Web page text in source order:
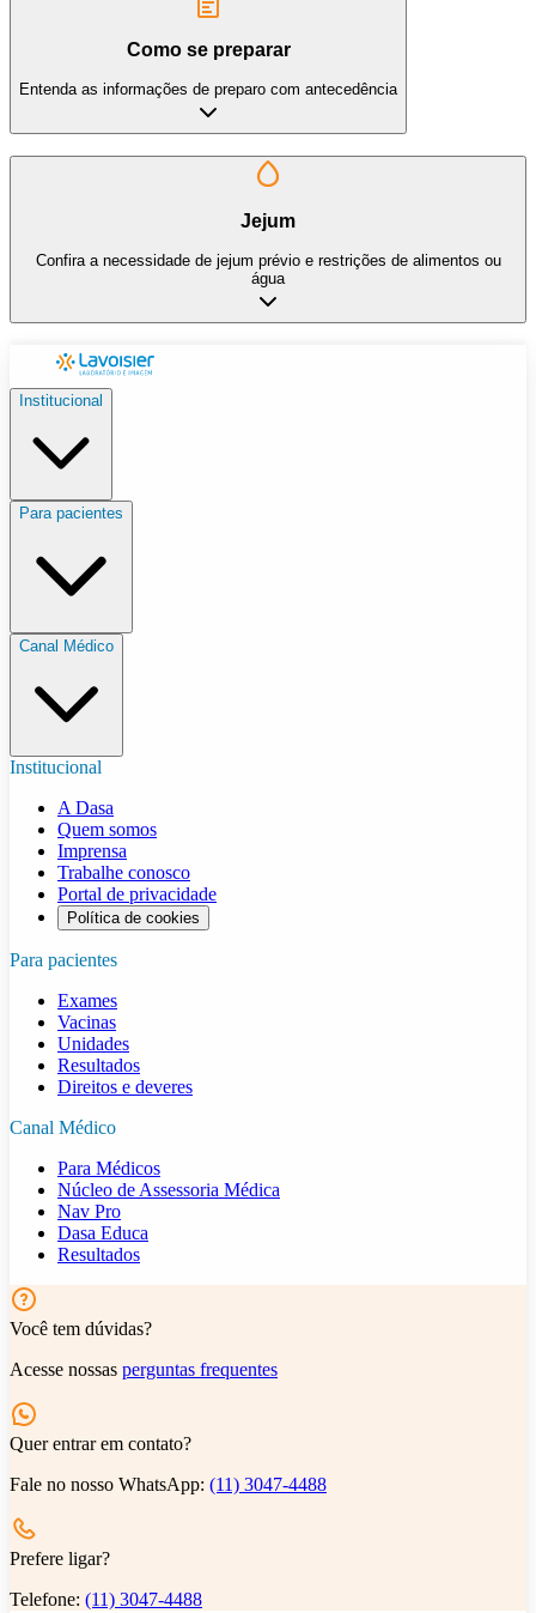
Como se preparar
Entenda as informações de preparo com antecedência
Jejum
Confira a necessidade de jejum prévio e restrições de alimentos ou
água
Institucional
Para pacientes
Canal Médico
Institucional
A Dasa
Quem somos
Imprensa
Trabalhe conosco
Portal de privacidade
Política de cookies
Para pacientes
Exames
Vacinas
Unidades
Resultados
Direitos e deveres
Canal Médico
Para Médicos
Núcleo de Assessoria Médica
Nav Pro
Dasa Educa
Resultados
Você tem dúvidas?
Acesse nossas perguntas frequentes
Quer entrar em contato?
Fale no nosso WhatsApp: (11) 3047-4488
Prefere ligar?
Telefone: (11) 3047-4488